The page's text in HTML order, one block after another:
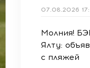
07.08.2026
Молния!
Ялту:
с пляжей